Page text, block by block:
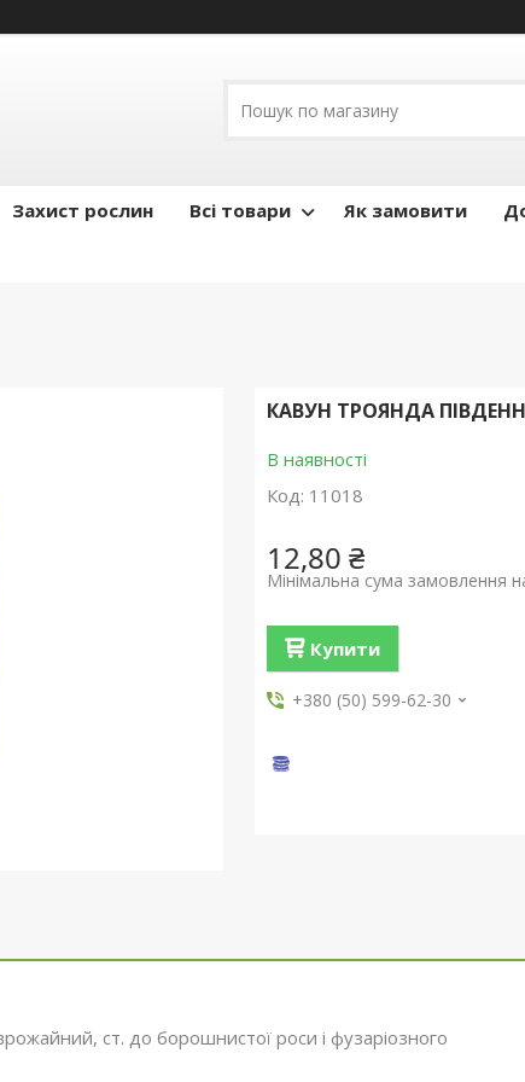
Захист рослин Всі товари Як замовити
КАВУН ТРОЯНДА
В наявності
Код: 11018
12,80 ₴
Мінімальна сума замовлення
Купити
+380 (50) 599-62-30
ст. до борошнистої роси і фузаріозного